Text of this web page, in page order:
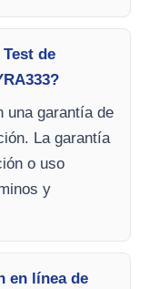
de
una garantía de
La garantía
o uso
y
en línea de